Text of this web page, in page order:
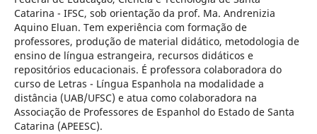
Catarina - IFSC, sob orientação da prof. Ma. Andrenizia
Aquino Eluan. Tem experiência com formação de
professores, produção de material didático, metodologia de
ensino de língua estrangeira, recursos didáticos e
repositórios educacionais. É professora colaboradora do
curso de Letras - Língua Espanhola na modalidade a
distância (UAB/UFSC) e atua como colaboradora na
Associação de Professores de Espanhol do Estado de Santa
Catarina (APEESC).